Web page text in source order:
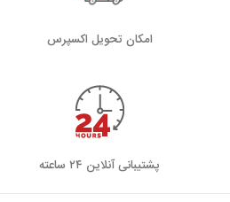
اﻣﮑﺎن ﺗﺤﻮﯾﻞ اﮐﺴﭙﺮس
پشتیبانی آنلاین ۲۴ ساعته